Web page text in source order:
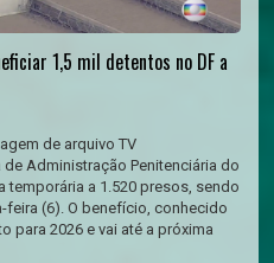
1,5 mil detentos no DF a
de arquivo TV
Administração Penitenciária do
temporária a 1.520 presos, sendo
feira (6). O benefício, conhecido
para 2026 e vai até a próxima